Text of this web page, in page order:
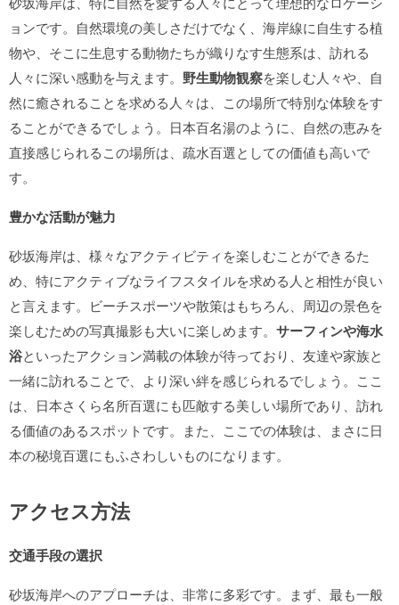
ョンです。自然環境の美しさだけでなく、海岸線に自生する植
物や、そこに生息する動物たちが織りなす生態系は、訪れる
人々に深い感動を与えます。 野生動物観察を楽しむ人々や、自
然に癒されることを求める人々は、この場所で特別な体験をす
ることができるでしょう。日本百名湯のように、自然の恵みを
直接感じられるこの場所は、疏水百選としての価値も高いで
す。
豊かな活動が魅力
砂坂海岸は、様々なアクティビティを楽しむことができるた
め、特にアクティブなライフスタイルを求める人と相性が良い
と言えます。ビーチスポーツや散策はもちろん、周辺の景色を
楽しむための写真撮影も大いに楽しめます。 サーフィンや海水
浴といったアクション満載の体験が待っており、友達や家族と
一緒に訪れることで、より深い絆を感じられるでしょう。ここ
は、日本さくら名所百選にも匹敵する美しい場所であり、訪れ
る価値のあるスポットです。また、ここでの体験は、まさに日
本の秘境百選にもふさわしいものになります。
アクセス方法
交通手段の選択
砂坂海岸へのアプローチは、非常に多彩です。まず、最も一般